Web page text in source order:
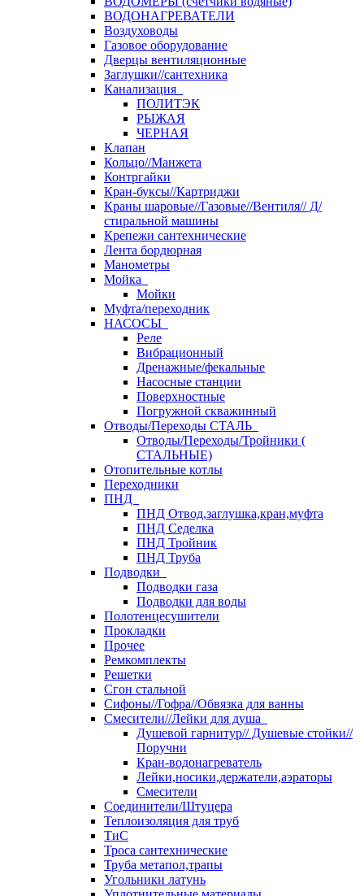
ВОДОНАГРЕВАТЕЛИ
Воздуховоды
Газовое оборудование
Дверцы вентиляционные
Заглушки//сантехника
Канализация
ПОЛИТЭК
РЫЖАЯ
ЧЕРНАЯ
Клапан
Кольцо//Манжета
Контргайки
Кран-буксы//Картриджи
Краны шаровые//Газовые//Вентиля// Д/
стиральной машины
Крепежи сантехнические
Лента бордюрная
Манометры
Мойка
Мойки
Муфта/переходник
НАСОСЫ
Реле
Вибрационный
Дренажные/фекальные
Насосные станции
Поверхностные
Погружной скважинный
Отводы/Переходы СТАЛЬ
Отводы/Переходы/Тройники (
СТАЛЬНЫЕ)
Отопительные котлы
Переходники
ПНД
ПНД Отвод,заглушка,кран,муфта
ПНД Седелка
ПНД Тройник
ПНД Труба
Подводки
Подводки газа
Подводки для воды
Полотенцесушители
Прокладки
Прочее
Ремкомплекты
Решетки
Сгон стальной
Сифоны//Гофра//Обвязка для ванны
Смесители//Лейки для душа
Душевой гарнитур// Душевые стойки//
Поручни
Кран-водонагреватель
Лейки,носики,держатели,аэраторы
Смесители
Соединители/Штуцера
Теплоизоляция для труб
ТиС
Троса сантехнические
Труба метапол,трапы
Угольники латунь